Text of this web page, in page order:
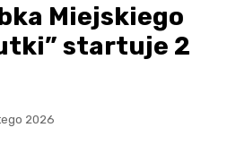
Miejskiego
startuje 2
2026